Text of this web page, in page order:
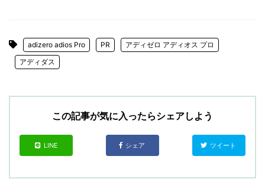
adizero adios Pro PR
アディゼロ アディオス プロ
アディダス
この記事が気に入ったらシェアしよう
LINE シェア ツイート